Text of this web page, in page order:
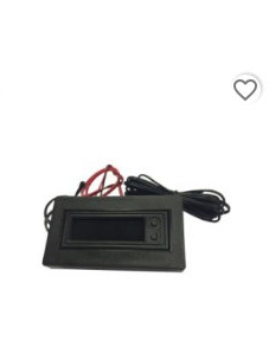
favorite_border